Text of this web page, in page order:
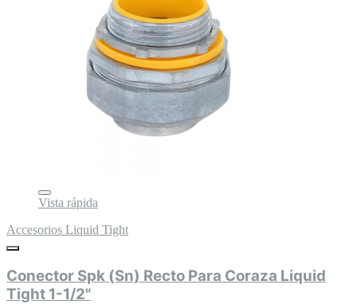
Vista rápida
Accesorios Liquid Tight
Conector Spk (Sn) Recto Para Coraza Liquid
Tight 1-1/2"